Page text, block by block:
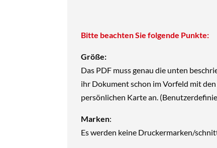
Bitte beachten Sie folgende Punkte:
Größe:
Das PDF muss genau die unten
ihr Dokument schon im Vorfeld mit
persönlichen Karte an.
Marken:
Es werden keine Druckermarken/